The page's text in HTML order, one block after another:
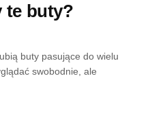
te buty?
buty pasujące do wielu
swobodnie, ale